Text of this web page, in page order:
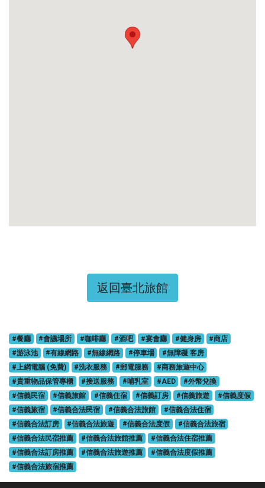
返回臺北旅館
#餐廳 #會議場所 #咖啡廳 #酒吧 #宴會廳 #健身房
#商店
#游泳池
#有線網路 #無線網路 #停車場
#無障礙 客房
#上網電腦 (免費)
#洗衣服務 #郵電服務
#商務旅遊中心
#貴重物品保管專櫃
#接送服務 #哺乳室 #AED
#外幣兌換
#信義民宿
#信義旅館 #信義住宿 #信義訂房 #信義旅遊
#信義度假
#信義旅宿
#信義合法民宿 #信義合法旅館
#信義合法住宿
#信義合法訂房
#信義合法旅遊 #信義合法度假
#信義合法旅宿
#信義合法民宿推薦
#信義合法旅館推薦
#信義合法住宿推薦
#信義合法訂房推薦
#信義合法旅遊推薦
#信義合法度假推薦
#信義合法旅宿推薦